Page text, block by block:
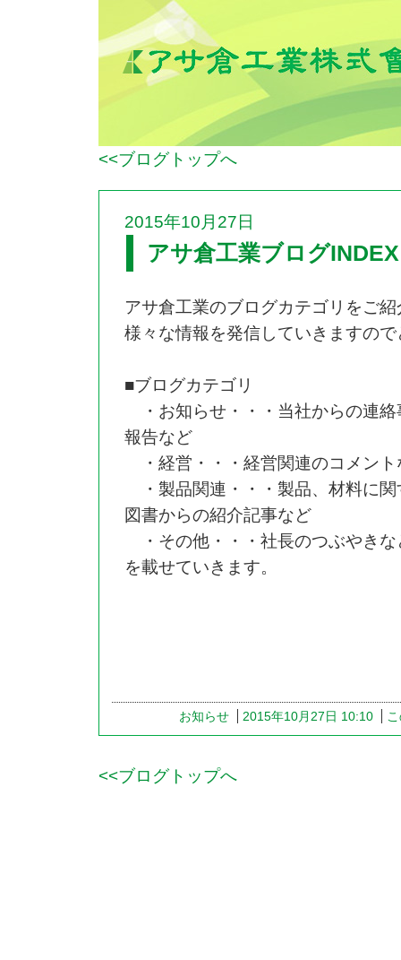
<<ブログトップへ
2015年10月27日
アサ倉工業ブログINDEX
アサ倉工業のブログカテゴリをご紹
様々な情報を発信していきますの
■ブログカテゴリ
・お知らせ・・・当社からの連絡
報告など
・経営・・・経営関連のコメント
・製品関連・・・製品、材料に関
図書からの紹介記事など
・その他・・・社長のつぶやきな
を載せていきます。
お知らせ 2015年10月27日 10:10
<<ブログトップへ